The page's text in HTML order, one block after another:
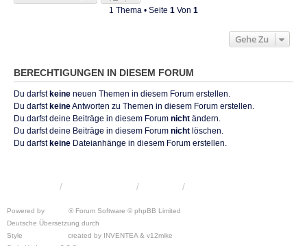
1 Thema • Seite 1 Von 1
Gehe Zu
BERECHTIGUNGEN IN DIESEM FORUM
Du darfstkeine neuen Themen in diesem Forum erstellen.
Du darfstkeineAntworten zu Themen in diesem Forum erstellen.
Du darfst deine Beiträge in diesem Forum nicht ändern.
Du darfst deine Beiträge in diesem Forum nicht löschen.
Du darfstkeine Dateianhänge in diesem Forum erstellen.
Powered by
® Forum Software © phpBB Limited
Deutsche Übersetzung durch
Style
created by INVENTEA & v12mike